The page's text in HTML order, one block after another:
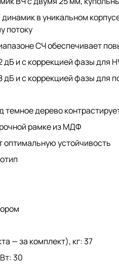
динамик в уникальном
потоку
СЧ обеспечивает
и с коррекцией фазы для
и с коррекцией фазы для
темное дерево
рамке из МДФ
устойчивость
— за комплект), кг: 37
30